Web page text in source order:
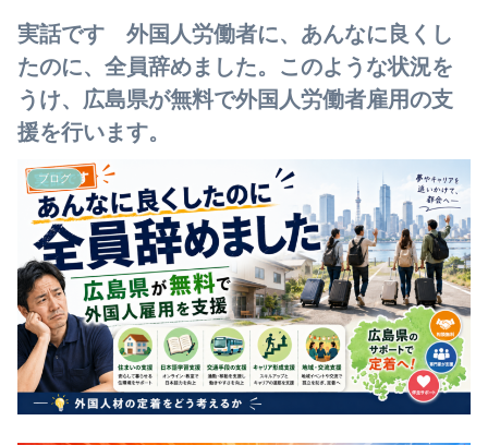
実話です 外国人労働者に、あんなに良くし
たのに、全員辞めました。このような状況を
うけ、広島県が無料で外国人労働者雇用の支
援を行います。
ブログ